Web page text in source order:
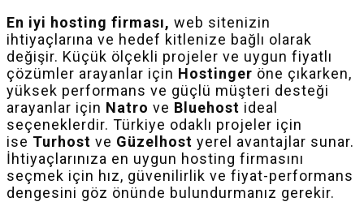
En iyi hosting firması, web sitenizin
ihtiyaçlarına ve hedef kitlenize bağlı olarak
değişir. Küçük ölçekli projeler ve uygun fiyatlı
çözümler arayanlar için Hostinger öne çıkarken,
yüksek performans ve güçlü müşteri desteği
arayanlar için Natro ve Bluehost ideal
seçeneklerdir. Türkiye odaklı projeler için
ise Turhost ve Güzelhost yerel avantajlar sunar.
İhtiyaçlarınıza en uygun hosting firmasını
seçmek için hız, güvenilirlik ve fiyat-performans
dengesini göz önünde bulundurmanız gerekir.